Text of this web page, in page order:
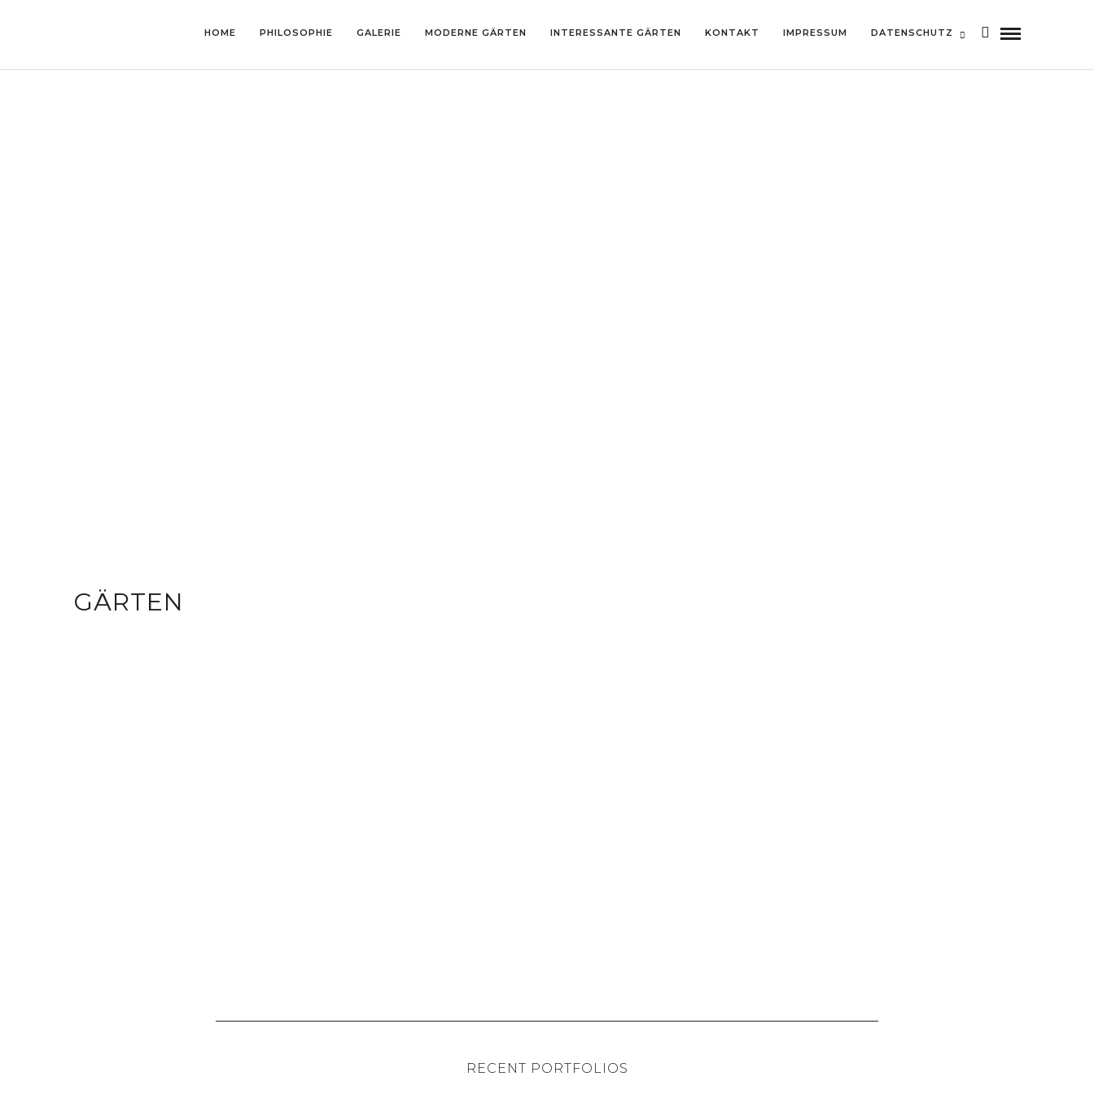
HOME PHILOSOPHIE GALERIE MODERNE GÄRTEN INTERESSANTE GÄRTEN KONTAKT IMPRESSUM DATENSCHUTZ
GÄRTEN
RECENT PORTFOLIOS